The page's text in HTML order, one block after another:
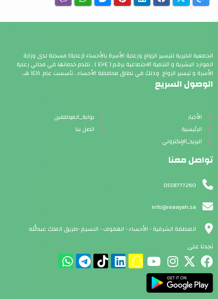
الجمعية الخيرية لتيسير الزواج ورعاية الأسرة بالأحساء (رعاية) مسجلة لدى وزارة
الموارد البشرية و التنمية الاجتماعية برقم ( ٤٢٤ ) . تقدم خدماتها في مجالي رعاية
الأسرة و تيسير الزواج وذلك في نطاق محافظة الأحساء . تأسست عام ١٤١٨ هـ.
الوصول السريع
الأخبار
الرئيسية
البريد_الإلكتروني
بوابة_الموظفين
اتصل بنا
تواصل معنا
0558777260
info@reaayah.sa
المنطقة الشرقية - الأحساء - الهفوف - النسيم -طريق الملك عبدالله
تجدنا على